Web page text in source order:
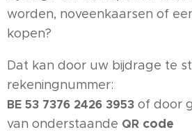
worden, noveenkaarsen of
kopen?
Dat kan door uw bijdrage te
rekeningnummer:
BE 53 7376 2426 3953 of door
van onderstaande QR code